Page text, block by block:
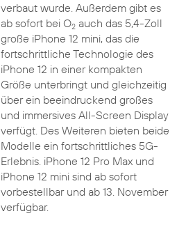
verbaut wurde. Außerdem gibt es
ab sofort bei O2auch das 5,4-Zoll
große iPhone 12 mini, das die
fortschrittliche Technologie des
iPhone 12 in einer kompakten
Größe unterbringt und gleichzeitig
über ein beeindruckend großes
und immersives All-Screen Display
verfügt. Des Weiteren bieten beide
Modelle ein fortschrittliches 5G-
Erlebnis. iPhone 12 Pro Max und
iPhone 12 mini sind ab sofort
vorbestellbar und ab 13. November
verfügbar.